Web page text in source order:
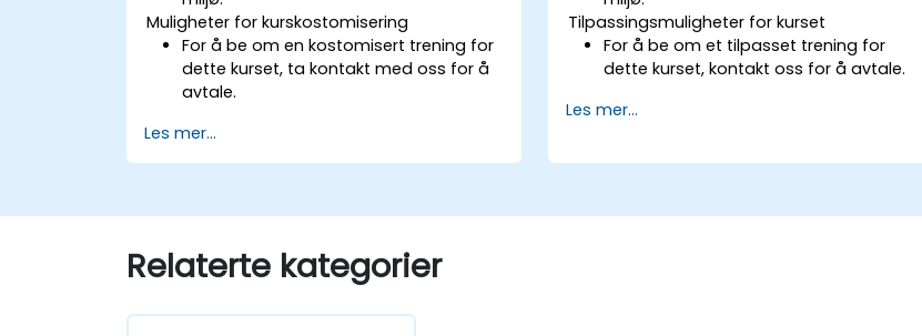
Muligheter for kurskostomisering
For å be om en kostomisert trening for
dette kurset, ta kontakt med oss for å
avtale.
Les mer...
Tilpassingsmuligheter for kurset
For å be om et tilpasset trening for
dette kurset, kontakt oss for å avtale.
Les mer...
Relaterte kategorier